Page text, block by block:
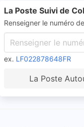
La Poste Suivi de
Renseigner le numéro
ex. LF022878648FR
La Poste